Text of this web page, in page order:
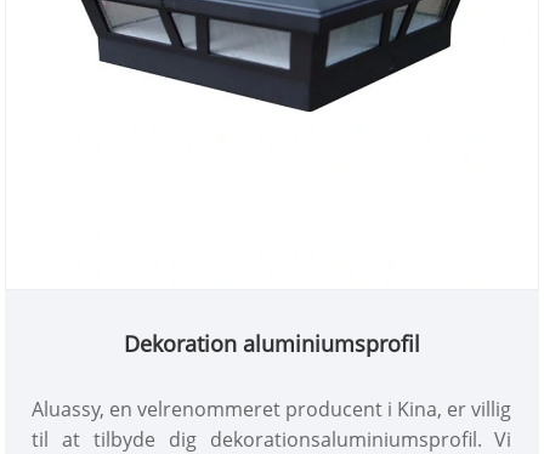
Dekoration aluminiumsprofil
Aluassy, ​​en velrenommeret producent i Kina, er villig
til at tilbyde dig dekorationsaluminiumsprofil. Vi